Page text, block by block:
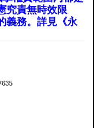
究責無時效限
義務。詳見《永